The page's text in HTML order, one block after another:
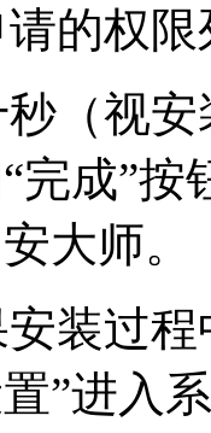
的权
（视
完成”
大师。
装过
”进入